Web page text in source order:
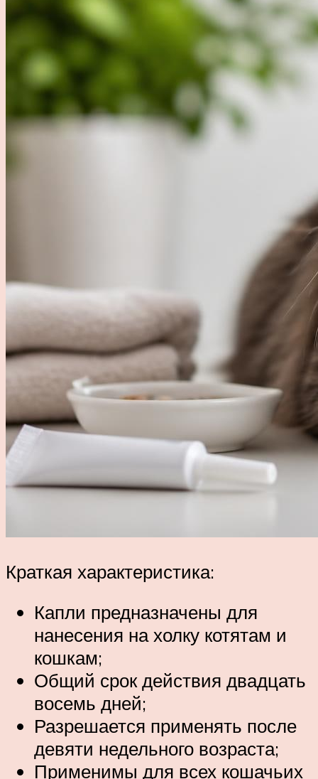
Краткая характеристика:
Капли предназначены для
нанесения на холку котятам и
кошкам;
Общий срок действия двадцать
восемь дней;
Разрешается применять после
девяти недельного возраста;
Применимы для всех кошачьих